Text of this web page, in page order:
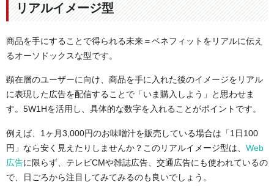
リアルイメージ型
商品を手にすることで得られる未来＝ベネフィットをリアルに伝え
るオーソドックスな型です。
顕在層のユーザーに向け、商品を手に入れた後のイメージをリアル
に表現した広告を配信することで「いま購入しよう」と思わせま
す。5W1Hを活用し、具体的な数字を入れることがポイントです。
例えば、1ヶ月3,000円のお味噌汁を販売している場合は「1日100
円」なら安く見えたりしませんか？このリアルイメージ型は、 Web
広告に限らず、テレビCMや雑誌広告、交通広告にも使われているの
で、日ごろから注目してみてみるのも良いでしょう。